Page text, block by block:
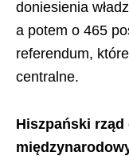
doniesienia
a potem o 465
referendum,
centralne.
Hiszpański